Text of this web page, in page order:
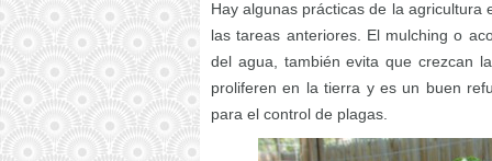
Hay algunas prácticas de la
las tareas anteriores. El mulching o
del agua, también evita que crezcan
proliferen en la tierra y es un buen
para el control de plagas.